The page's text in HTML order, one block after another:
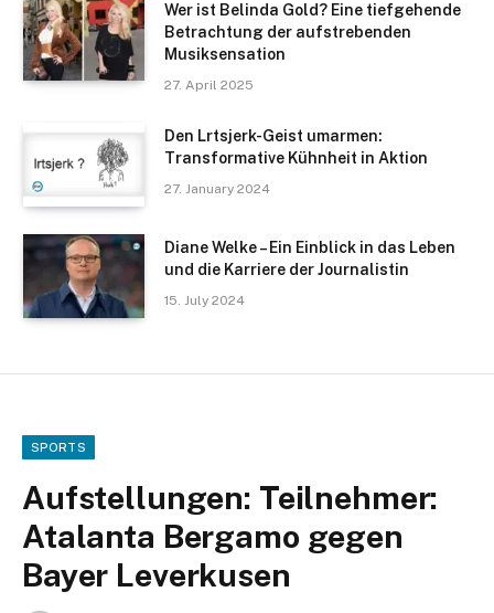
Wer ist Belinda Gold? Eine tiefgehende
Betrachtung der aufstrebenden
Musiksensation
27. April 2025
Den Lrtsjerk-Geist umarmen:
Transformative Kühnheit in Aktion
27. January 2024
Diane Welke – Ein Einblick in das Leben
und die Karriere der Journalistin
15. July 2024
SPORTS
Aufstellungen: Teilnehmer:
Atalanta Bergamo gegen
Bayer Leverkusen